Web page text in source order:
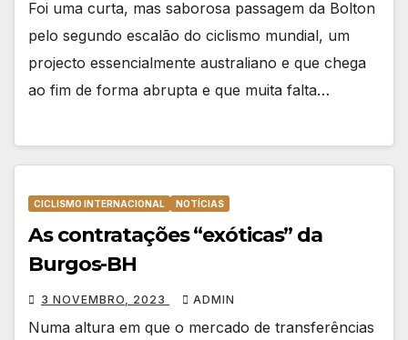
Foi uma curta, mas saborosa passagem da Bolton
pelo segundo escalão do ciclismo mundial, um
projecto essencialmente australiano e que chega
ao fim de forma abrupta e que muita falta…
CICLISMO INTERNACIONAL NOTÍCIAS
As contratações “exóticas” da
Burgos-BH
3 NOVEMBRO, 2023 ADMIN
Numa altura em que o mercado de transferências